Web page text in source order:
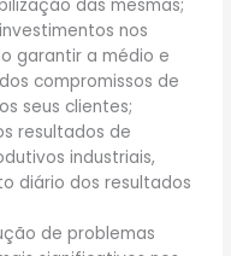
das mesmas;
nos
garantir a médio e
compromissos de
seus clientes;
resultados de
industriais,
diário dos resultados
de problemas